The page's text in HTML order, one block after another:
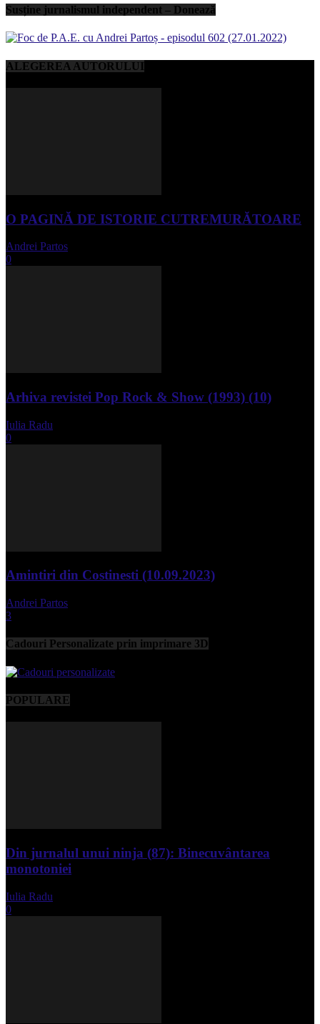
Susține jurnalismul independent – Donează
ALEGEREA AUTORULUI
O PAGINĂ DE ISTORIE CUTREMURĂTOARE
Andrei Partos
0
Arhiva revistei Pop Rock & Show (1993) (10)
Iulia Radu
0
Amintiri din Costinesti (10.09.2023)
Andrei Partos
3
Cadouri Personalizate prin imprimare 3D
POPULARE
Din jurnalul unui ninja (87): Binecuvântarea
monotoniei
Iulia Radu
0